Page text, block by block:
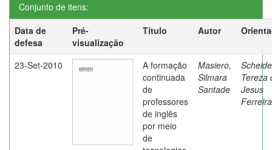
Conjunto de itens:
Data de
defesa
Pré-
visualização
Título Autor
23-Set-2010
A formação
continuada
de
professores
de inglês
por meio
de
Masiero,
Silmara
Santade
Tereza
Jesus
Ferreira